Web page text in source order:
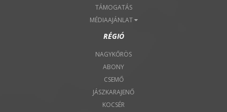
TÁMOGATÁS
MÉDIAAJÁNLAT
RÉGIÓ
NAGYKŐRÖS
ABONY
CSEMŐ
JÁSZKARAJENŐ
KOCSÉR